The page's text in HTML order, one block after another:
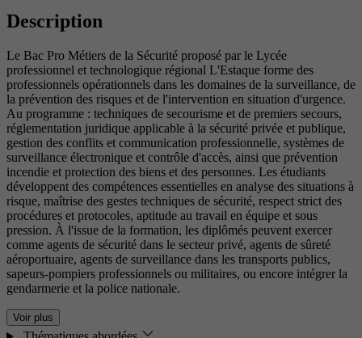
Description
Le Bac Pro Métiers de la Sécurité proposé par le Lycée
professionnel et technologique régional L'Estaque forme des
professionnels opérationnels dans les domaines de la surveillance, de
la prévention des risques et de l'intervention en situation d'urgence.
Au programme : techniques de secourisme et de premiers secours,
réglementation juridique applicable à la sécurité privée et publique,
gestion des conflits et communication professionnelle, systèmes de
surveillance électronique et contrôle d'accès, ainsi que prévention
incendie et protection des biens et des personnes. Les étudiants
développent des compétences essentielles en analyse des situations à
risque, maîtrise des gestes techniques de sécurité, respect strict des
procédures et protocoles, aptitude au travail en équipe et sous
pression. À l'issue de la formation, les diplômés peuvent exercer
comme agents de sécurité dans le secteur privé, agents de sûreté
aéroportuaire, agents de surveillance dans les transports publics,
sapeurs-pompiers professionnels ou militaires, ou encore intégrer la
gendarmerie et la police nationale.
Voir plus